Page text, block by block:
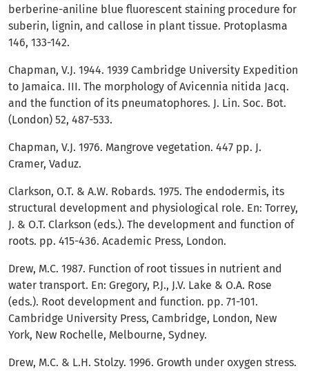
berberine-aniline blue fluorescent staining procedure for
suberin, lignin, and callose in plant tissue. Protoplasma
146, 133-142.
Chapman, V.J. 1944. 1939 Cambridge University Expedition
to Jamaica. III. The morphology of Avicennia nitida Jacq.
and the function of its pneumatophores. J. Lin. Soc. Bot.
(London) 52, 487-533.
Chapman, V.J. 1976. Mangrove vegetation. 447 pp. J.
Cramer, Vaduz.
Clarkson, O.T. & A.W. Robards. 1975. The endodermis, its
structural development and physiological role. En: Torrey,
J. & O.T. Clarkson (eds.). The development and function of
roots. pp. 415-436. Academic Press, London.
Drew, M.C. 1987. Function of root tissues in nutrient and
water transport. En: Gregory, P.J., J.V. Lake & O.A. Rose
(eds.). Root development and function. pp. 71-101.
Cambridge University Press, Cambridge, London, New
York, New Rochelle, Melbourne, Sydney.
Drew, M.C. & L.H. Stolzy. 1996. Growth under oxygen stress.